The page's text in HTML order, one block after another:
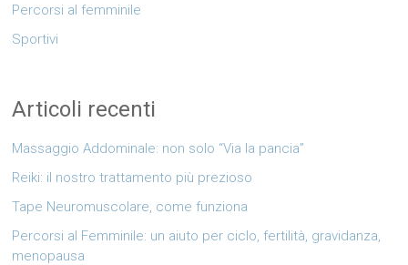
Percorsi al femminile
Sportivi
Articoli recenti
Massaggio Addominale: non solo “Via la pancia”
Reiki: il nostro trattamento più prezioso
Tape Neuromuscolare, come funziona
Percorsi al Femminile: un aiuto per ciclo, fertilità, gravidanza,
menopausa